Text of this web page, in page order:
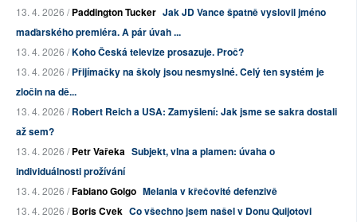
13. 4. 2026 /Paddington Tucker Jak JD Vance špatně vyslovil jméno
maďarského premiéra. A pár úvah ...
13. 4. 2026 /Koho Česká televize prosazuje. Proč?
13. 4. 2026 /Přijímačky na školy jsou nesmyslné. Celý ten systém je
zločin na dě...
13. 4. 2026 /Robert Reich a USA: Zamyšlení: Jak jsme se sakra dostali
až sem?
13. 4. 2026 /Petr Vařeka Subjekt, vlna a plamen: úvaha o
individuálnosti prožívání
13. 4. 2026 /Fabiano Golgo Melania v křečovité defenzivě
13. 4. 2026 /Boris Cvek Co všechno jsem našel v Donu Quijotovi